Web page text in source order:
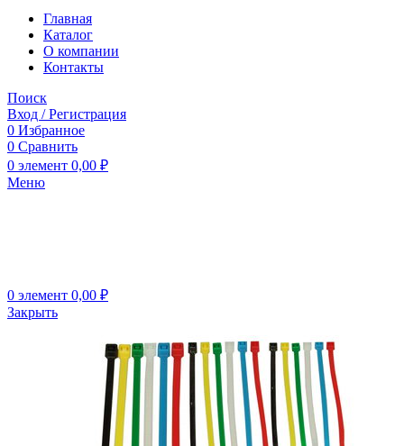
Главная
Каталог
О компании
Контакты
Поиск
Вход / Регистрация
0 Избранное
0 Сравнить
0 элемент 0,00 ₽
Меню
0 элемент 0,00 ₽
Закрыть